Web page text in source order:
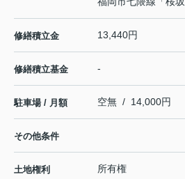
修繕積立金 13,440円
修繕積立基金 -
駐車場 / 月額 空無 / 14,000円
その他条件
土地権利 所有権